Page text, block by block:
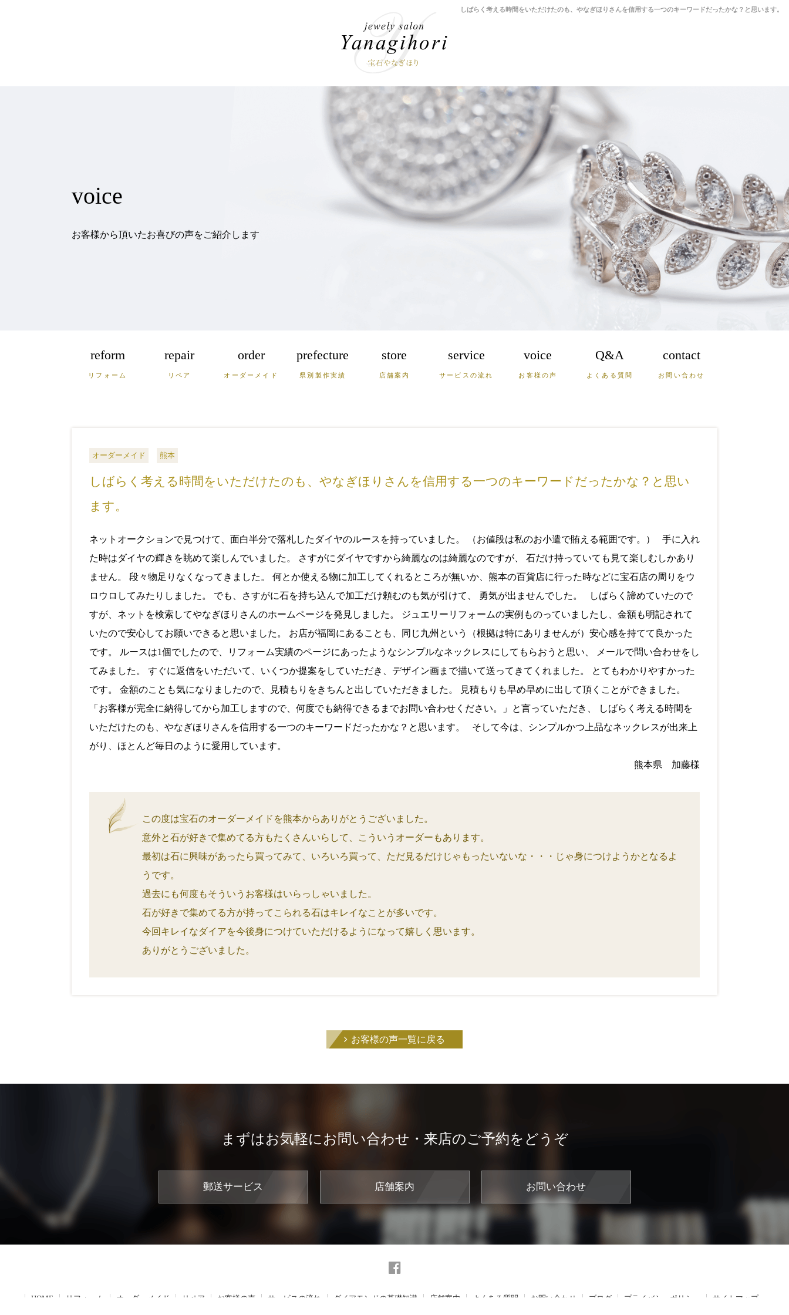
しばらく考える時間をいただけたのも、やなぎほりさんを信用する一つのキーワードだったかな？と思います。
voice
お客様から頂いたお喜びの声をご紹介します
reform
リフォーム
repair
リペア
order
オーダーメイド
prefecture
県別製作実績
store
店舗案内
service
サービスの流れ
voice
お客様の声
Q&A
よくある質問
contact
お問い合わせ
オーダーメイド 熊本
しばらく考える時間をいただけたのも、やなぎほりさんを信用する一つのキーワードだったかな？と思い
ます。
ネットオークションで見つけて、面白半分で落札したダイヤのルースを持っていました。 （お値段は私のお小遣で賄える範囲です。） 手に入れ
た時はダイヤの輝きを眺めて楽しんでいました。 さすがにダイヤですから綺麗なのは綺麗なのですが、 石だけ持っていても見て楽しむしかあり
ません。 段々物足りなくなってきました。 何とか使える物に加工してくれるところが無いか、熊本の百貨店に行った時などに宝石店の周りをウ
ロウロしてみたりしました。 でも、さすがに石を持ち込んで加工だけ頼むのも気が引けて、 勇気が出ませんでした。 しばらく諦めていたので
すが、ネットを検索してやなぎほりさんのホームページを発見しました。 ジュエリーリフォームの実例ものっていましたし、金額も明記されて
いたので安心してお願いできると思いました。 お店が福岡にあることも、同じ九州という（根拠は特にありませんが）安心感を持てて良かった
です。 ルースは1個でしたので、リフォーム実績のページにあったようなシンプルなネックレスにしてもらおうと思い、 メールで問い合わせをし
てみました。 すぐに返信をいただいて、いくつか提案をしていただき、デザイン画まで描いて送ってきてくれました。 とてもわかりやすかった
です。 金額のことも気になりましたので、見積もりをきちんと出していただきました。 見積もりも早め早めに出して頂くことができました。
「お客様が完全に納得してから加工しますので、何度でも納得できるまでお問い合わせください。」と言っていただき、 しばらく考える時間を
いただけたのも、やなぎほりさんを信用する一つのキーワードだったかな？と思います。 そして今は、シンプルかつ上品なネックレスが出来上
がり、ほとんど毎日のように愛用しています。
熊本県 加藤様
この度は宝石のオーダーメイドを熊本からありがとうございました。
意外と石が好きで集めてる方もたくさんいらして、こういうオーダーもあります。
最初は石に興味があったら買ってみて、いろいろ買って、ただ見るだけじゃもったいないな・・・じゃ身につけようかとなるよ
うです。
過去にも何度もそういうお客様はいらっしゃいました。
石が好きで集めてる方が持ってこられる石はキレイなことが多いです。
今回キレイなダイアを今後身につけていただけるようになって嬉しく思います。
ありがとうございました。
お客様の声一覧に戻る
まずはお気軽にお問い合わせ・来店のご予約をどうぞ
郵送サービス 店舗案内 お問い合わせ
HOME リフォーム オーダーメイド リペア お客様の声 サービスの流れ ダイアモンドの基礎知識 店舗案内 よくある質問 お問い合わせ ブログ プライバシーポリシー サイトマップ